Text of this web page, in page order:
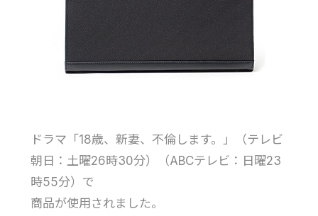
ドラマ「18歳、新妻、不倫します。」（テレビ
朝日：土曜26時30分）（ABCテレビ：日曜23
時55分）で
商品が使用されました。